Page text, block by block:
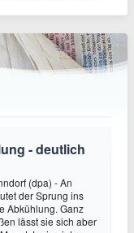
- deutlich
(dpa) - An
der Sprung ins
Abkühlung. Ganz
lässt sie sich aber